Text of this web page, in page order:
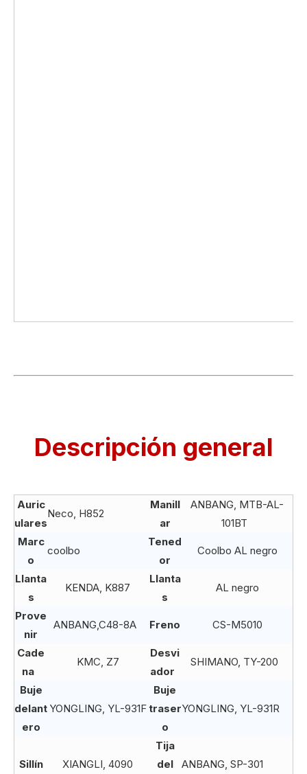
Descripción general
Auric
ulares
Neco, H852
Manill
ar
ANBANG, MTB-AL-
101BT
Marc
o
coolbo
Tened
or
Coolbo AL negro
Llanta
s
KENDA, K887
Llanta
s
AL negro
Prove
nir
ANBANG,C48-8A Freno CS-M5010
Cade
na
KMC, Z7
Desvi
ador
SHIMANO, TY-200
Buje
delant
ero
YONGLING, YL-931F
Buje
traser
o
YONGLING, YL-931R
Sillín XIANGLI, 4090
Tija
del
ANBANG, SP-301